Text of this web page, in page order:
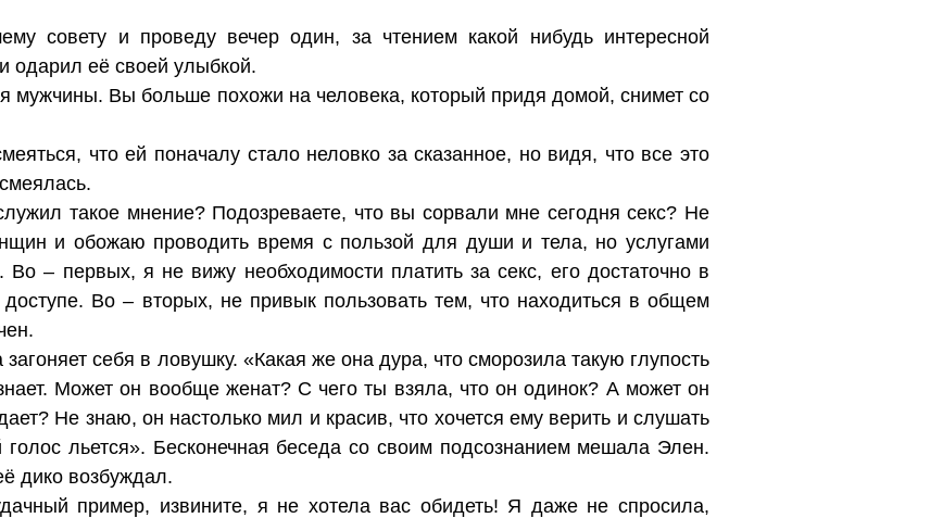
совету и проведу вечер один, за чтением какой нибудь интересной
одарил её своей улыбкой.
мужчины. Вы больше похожи на человека, который придя домой, снимет со
что ей поначалу стало неловко за сказанное, но видя, что все это
такое мнение? Подозреваете, что вы сорвали мне сегодня секс? Не
и обожаю проводить время с пользой для души и тела, но услугами
Во – первых, я не вижу необходимости платить за секс, его достаточно в
Во – вторых, не привык пользовать тем, что находиться в общем
себя в ловушку. «Какая же она дура, что сморозила такую глупость
Может он вообще женат? С чего ты взяла, что он одинок? А может он
Не знаю, он настолько мил и красив, что хочется ему верить и слушать
голос льется». Бесконечная беседа со своим подсознанием мешала Элен.
дико возбуждал.
пример, извините, я не хотела вас обидеть! Я даже не спросила,